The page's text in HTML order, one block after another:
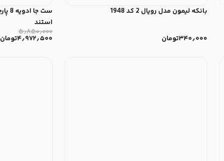
بانکه لیمون مدل رویال 2 کد 1948
۳۴۰٫۰۰۰تومان
استند
۵٫۸۵۰٫۰۰۰
۴٫۹۷۲٫۵۰۰تومان